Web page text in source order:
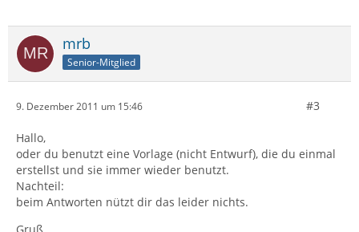
mrb
Senior-Mitglied
9. Dezember 2011 um 15:46 #3
Hallo,
oder du benutzt eine Vorlage (nicht Entwurf), die du einmal
erstellst und sie immer wieder benutzt.
Nachteil:
beim Antworten nützt dir das leider nichts.